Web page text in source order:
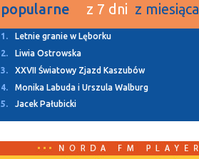
popularne z 7 dni z miesiąca
1. Letnie granie w Lęborku
2.
Liwia Ostrowska
3.
XXVII Światowy Zjazd Kaszubów
4.
Monika Labuda i Urszula Walburg
5.
Jacek Pałubicki